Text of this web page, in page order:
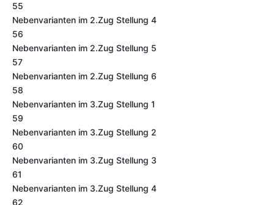
55
Nebenvarianten im 2.Zug Stellung 4
56
Nebenvarianten im 2.Zug Stellung 5
57
Nebenvarianten im 2.Zug Stellung 6
58
Nebenvarianten im 3.Zug Stellung 1
59
Nebenvarianten im 3.Zug Stellung 2
60
Nebenvarianten im 3.Zug Stellung 3
61
Nebenvarianten im 3.Zug Stellung 4
62